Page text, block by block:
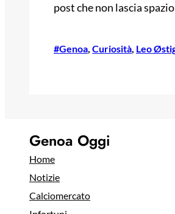
post che non lascia
#Genoa, Curiosità, Leo
Genoa Oggi
Home
Notizie
Calciomercato